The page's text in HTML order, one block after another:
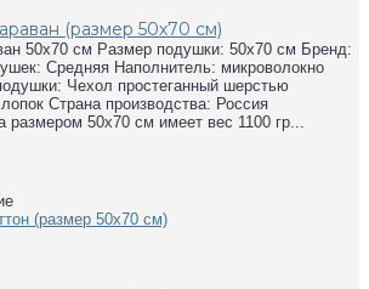
(размер 50х70 см)
50х70 см Размер подушки: 50х70 см Бренд:
Средняя Наполнитель: микроволокно
Чехол простеганный шерстью
Страна производства: Россия
размером 50х70 см имеет вес 1100 гр...